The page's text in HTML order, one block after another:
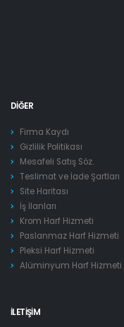
DIĞER
Firma Kaydı
Gizlilik Politikası
Mesafeli Satış Söz.
Teslimat ve İade Şartları
Site Haritası
İş İlanları
Krom Harf Hizmeti
Paslanmaz Harf Hizmeti
Pleksi Harf Hizmeti
Alüminyum Harf Hizmeti
İLETIŞIM